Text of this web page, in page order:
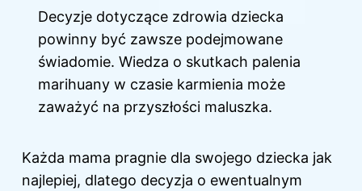
Decyzje dotyczące zdrowia dziecka
powinny być zawsze podejmowane
świadomie. Wiedza o skutkach palenia
marihuany w czasie karmienia może
zaważyć na przyszłości maluszka.
Każda mama pragnie dla swojego dziecka jak
najlepiej, dlatego decyzja o ewentualnym